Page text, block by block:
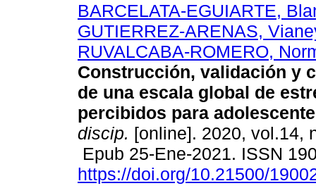
BARCELATA-EGUIARTE,
GUTIERREZ-ARENAS,
RUVALCABA-ROMERO,
Construcción, validación y
de una escala global de
percibidos para
discip. [online]. 2020, vol.14,
Epub 25-Ene-2021. ISSN
https://doi.org/10.21500/